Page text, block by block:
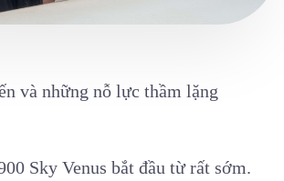
và những nỗ lực thầm lặng
Sky Venus bắt đầu từ rất sớm.